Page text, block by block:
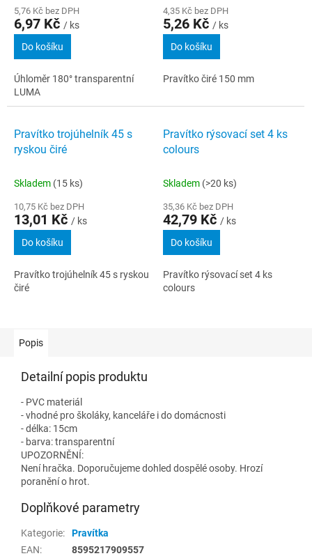
5,76 Kč bez DPH
6,97 Kč / ks
Do košíku
Úhloměr 180° transparentní
LUMA
4,35 Kč bez DPH
5,26 Kč / ks
Do košíku
Pravítko čiré 150 mm
Pravítko trojúhelník 45 s
ryskou čiré
Skladem (15 ks)
10,75 Kč bez DPH
13,01 Kč / ks
Do košíku
Pravítko trojúhelník 45 s ryskou
čiré
Pravítko rýsovací set 4 ks
colours
Skladem (>20 ks)
35,36 Kč bez DPH
42,79 Kč / ks
Do košíku
Pravítko rýsovací set 4 ks
colours
Popis
Detailní popis produktu
- PVC materiál
- vhodné pro školáky, kanceláře i do domácnosti
- délka: 15cm
- barva: transparentní
UPOZORNĚNÍ:
Není hračka. Doporučujeme dohled dospělé osoby. Hrozí
poranění o hrot.
Doplňkové parametry
Kategorie:
Pravítka
EAN: 8595217909557